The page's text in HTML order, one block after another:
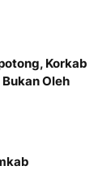
Korkab
Oleh